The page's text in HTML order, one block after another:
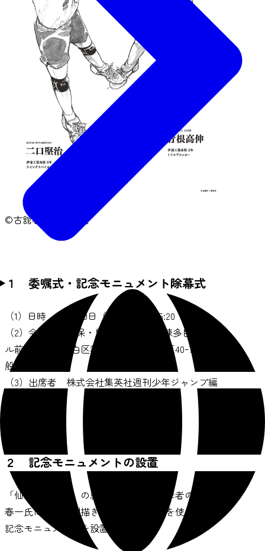
©古舘春一／集英社
１ 委嘱式・記念モニュメント除幕式
（1）日時 8月10日（月）15:00～15:20
（2）会場 秋保・里センター 交流棟多目的ホー
ル前（仙台市太白区秋保町湯元字寺田原40ｰ7）＊一
般観覧は不可
（3）出席者 株式会社集英社週刊少年ジャンプ編
２ 記念モニュメントの設置
「仙台観光特使」の就任を記念して、作者の古舘
春一氏による特別描き下ろしイラストを使用した
記念モニュメントを設置します。